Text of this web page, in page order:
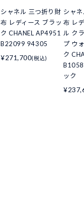
シャネル 三つ折り財
布 レディース ブラッ
ク CHANEL AP4951
B22099 94305
¥271,700(税込)
シャ
布 レ
ル ク
プ ウ
ク
ック